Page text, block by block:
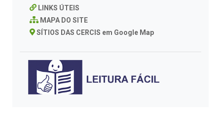
LINKS ÚTEIS
MAPA DO SITE
SÍTIOS DAS CERCIS em Google Map